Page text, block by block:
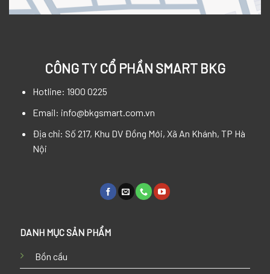
CÔNG TY CỔ PHẦN SMART BKG
Hotline: 1900 0225
Email: info@bkgsmart.com.vn
Địa chỉ: Số 217, Khu DV Đồng Mới, Xã An Khánh, TP Hà
Nội
DANH MỤC SẢN PHẨM
Bồn cầu